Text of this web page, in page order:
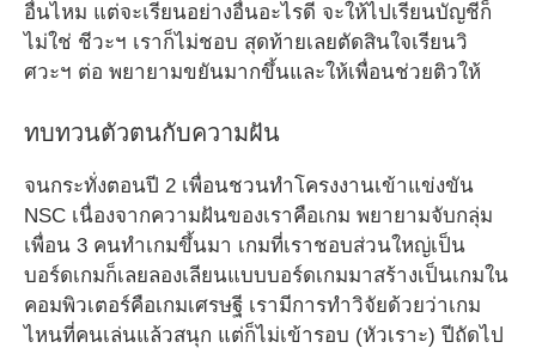
อื่นไหม แต่จะเรียนอย่างอื่นอะไรดี จะให้ไปเรียนบัญชีก็
ไม่ใช่ ชีวะฯ เราก็ไม่ชอบ สุดท้ายเลยตัดสินใจเรียนวิ
ศวะฯ ต่อ พยายามขยันมากขึ้นและให้เพื่อนช่วยติวให้
ทบทวนตัวตนกับความฝัน
จนกระทั่งตอนปี 2 เพื่อนชวนทำโครงงานเข้าแข่งขัน
NSC เนื่องจากความฝันของเราคือเกม พยายามจับกลุ่ม
เพื่อน 3 คนทำเกมขึ้นมา เกมที่เราชอบส่วนใหญ่เป็น
บอร์ดเกมก็เลยลองเลียนแบบบอร์ดเกมมาสร้างเป็นเกมใน
คอมพิวเตอร์คือเกมเศรษฐี เรามีการทำวิจัยด้วยว่าเกม
ไหนที่คนเล่นแล้วสนุก แต่ก็ไม่เข้ารอบ (หัวเราะ) ปีถัดไป